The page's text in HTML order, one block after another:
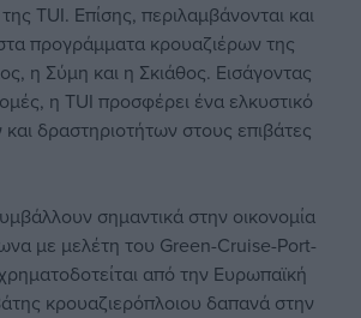
TUI. Επίσης, περιλαμβάνονται και
προγράμματα κρουαζιέρων της
η Σύμη και η Σκιάθος. Εισάγοντας
η TUI προσφέρει ένα ελκυστικό
δραστηριοτήτων στους επιβάτες
σημαντικά στην οικονομία
με μελέτη του Green-Cruise-Port-
από την Ευρωπαϊκή
κρουαζιερόπλοιου δαπανά στην